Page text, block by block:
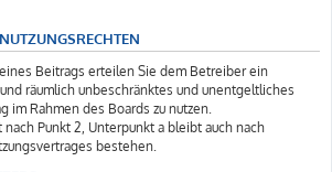
Beitrags erteilen Sie dem Betreiber ein
räumlich unbeschränktes und unentgeltliches
im Rahmen des Boards zu nutzen.
nach Punkt 2, Unterpunkt a bleibt auch nach
bestehen.